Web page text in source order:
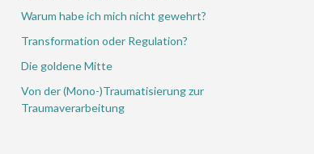
Warum habe ich mich nicht gewehrt?
Transformation oder Regulation?
Die goldene Mitte
Von der (Mono-)Traumatisierung zur
Traumaverarbeitung